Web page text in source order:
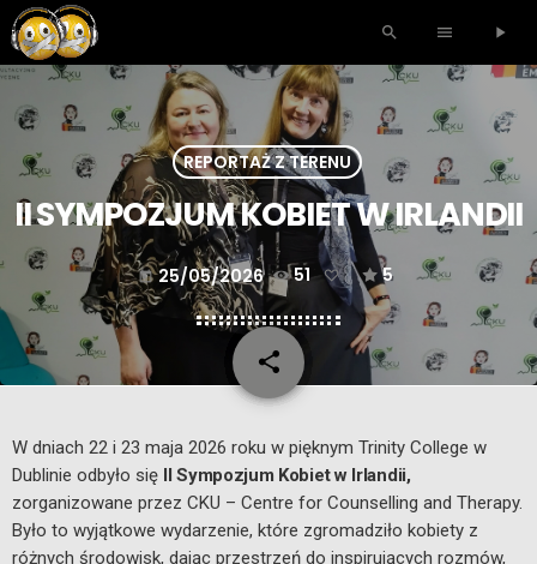
search menu play_arrow
REPORTAŻ Z TERENU
II SYMPOZJUM KOBIET W IRLANDII
today 25/05/2026 51 5
share
email
W dniach 22 i 23 maja 2026 roku w pięknym Trinity College w
Dublinie odbyło się II Sympozjum Kobiet w Irlandii,
zorganizowane przez CKU – Centre for Counselling and Therapy.
Było to wyjątkowe wydarzenie, które zgromadziło kobiety z
różnych środowisk, dając przestrzeń do inspirujących rozmów,